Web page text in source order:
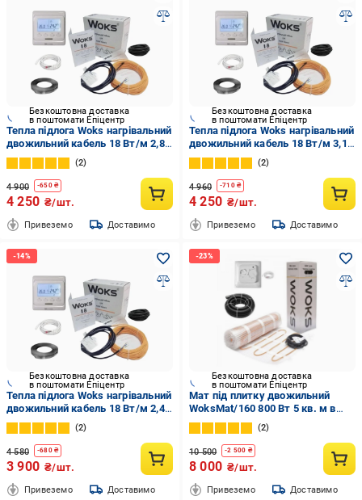
Безкоштовна доставка
в поштомати Епіцентр
Тепла підлога Woks нагрівальний
двожильний кабель 18 Вт/м 2,8-
4,0 кв. м/580 Вт 32 м з
програмованим
терморегулятором (3987367)
2
4 900 -650₴
4 250 ₴/шт.
Привеземо Доставимо
Безкоштовна доставка
в поштомати Епіцентр
Тепла підлога Woks нагрівальний
двожильний кабель 18 Вт/м 3,1-
4,5 кв. м/660 Вт 36 м з
програмованим
терморегулятором (8764787)
2
4 960 -710₴
4 250 ₴/шт.
Привеземо Доставимо
Безкоштовна доставка
в поштомати Епіцентр
Тепла підлога Woks нагрівальний
двожильний кабель 18 Вт/м 2,4-
3,5 кв. м/500 Вт 28 м з
програмованим
терморегулятором (5987467)
2
4 580 -680₴
3 900 ₴/шт.
Привеземо Доставимо
Безкоштовна доставка
в поштомати Епіцентр
Мат під плитку двожильний
WoksMat/160 800 Вт 5 кв. м в
комплекті з механічним
терморегулятором (874765)
2
10 500 -2 500 ₴
8 000 ₴/шт.
Привеземо Доставимо